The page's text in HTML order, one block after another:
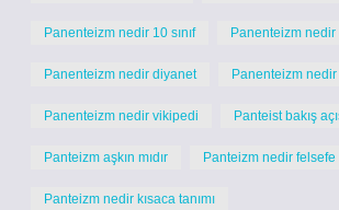
Panenteizm nedir 10 sınıf Panenteizm
Panenteizm nedir diyanet Panenteizm nedir
Panenteizm nedir vikipedi Panteist bakış
Panteizm aşkın mıdır Panteizm nedir felsefe
Panteizm nedir kısaca tanımı